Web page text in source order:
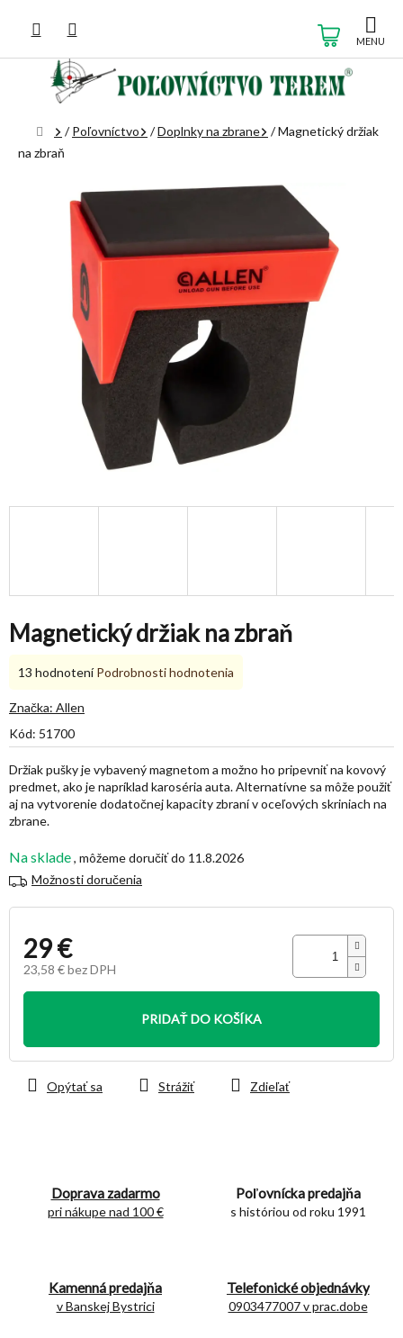
obsah
KOŠÍK
Domov
/ Poľovníctvo /Doplnky na zbrane /Magnetický držiak
na zbraň
Magnetický držiak na zbraň
Kód: 51700
Na sklade
11.8.2026
Možnosti doručenia
29 €
23,58 € bez DPH
Jednotková
PRIDAŤ DO KOŠÍKA
Doprava zadarmo
pri nákupe nad 100 €
Poľovnícka predajňa
s históriou od roku 1991
Kamenná predajňa
v Banskej Bystrici
Telefonické objednávky
0903477007 v prac.dobe
Držiak pušky je vybavený magnetom a možno ho pripevniť na kovový
predmet, ako je napríklad karoséria auta. Alternatívne sa môže použiť
aj na vytvorenie dodatočnej kapacity zbraní v oceľových skriniach na
zbrane.
Opýtať sa Strážiť Zdieľať
Priemerné
produktu
5,0
5
hviezdičiek.
13 hodnotení Podrobnosti hodnotenia
Značka: Allen